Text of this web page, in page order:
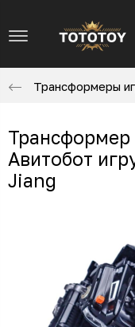
Трансформеры
Авитобот
Jiang